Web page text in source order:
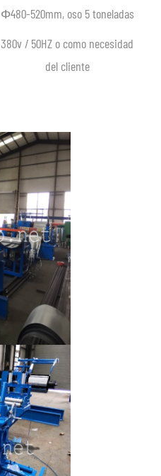
Φ480-520mm, oso 5 toneladas
380v / 50HZ o como necesidad
del cliente